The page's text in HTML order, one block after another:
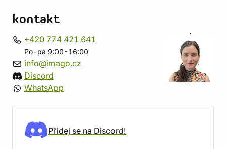
kontakt
+420 774 421 641
Po-pá 9:00-16:00
info@imago.cz
Discord
WhatsApp
Přidej se na Discord!